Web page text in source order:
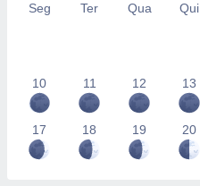
Seg Ter Qua Qui
10 11 12 13
17 18 19 20